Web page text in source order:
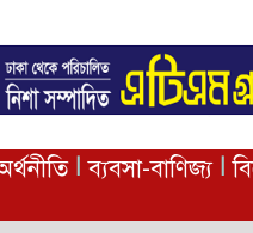
ব্যবসা-বাণিজ্য